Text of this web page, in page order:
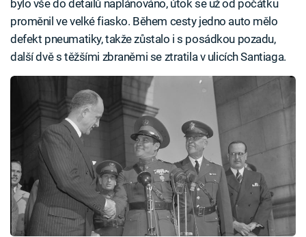
bylo vše do detailů naplánováno, útok se už od počátku
proměnil ve velké fiasko. Během cesty jedno auto mělo
defekt pneumatiky, takže zůstalo i s posádkou pozadu,
další dvě s těžšími zbraněmi se ztratila v ulicích Santiaga.